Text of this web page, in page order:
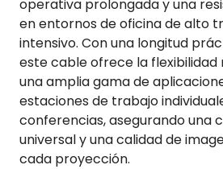
operativa prolongada y una
en entornos de oficina de alto
intensivo. Con una longitud
este cable ofrece la flexibilidad
una amplia gama de
estaciones de trabajo
conferencias, asegurando una
universal y una calidad de
cada proyección.